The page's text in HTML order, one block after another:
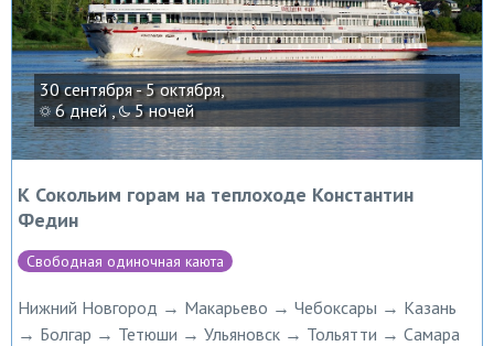
30 сентября - 5 октября,
6 дней , 5 ночей
К Сокольим горам на теплоходе Константин
Федин
Свободная одиночная каюта
Нижний Новгород → Макарьево → Чебоксары → Казань
→ Болгар → Тетюши → Ульяновск → Тольятти → Самара